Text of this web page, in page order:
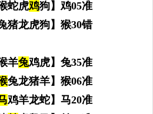
蛇虎鸡狗】鸡05准
猪龙虎狗】猴30错
羊兔鸡虎】兔35准
兔龙猪羊】猴06准
鸡羊龙蛇】马20准